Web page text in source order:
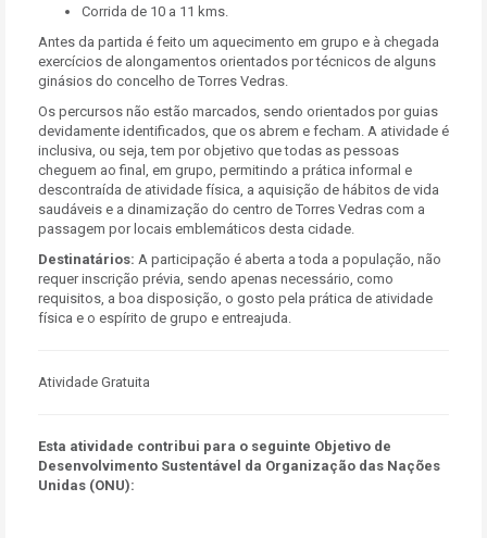
Corrida de 10 a 11 kms.
Antes da partida é feito um aquecimento em grupo e à chegada
exercícios de alongamentos orientados por técnicos de alguns
ginásios do concelho de Torres Vedras.
Os percursos não estão marcados, sendo orientados por guias
devidamente identificados, que os abrem e fecham. A atividade é
inclusiva, ou seja, tem por objetivo que todas as pessoas
cheguem ao final, em grupo, permitindo a prática informal e
descontraída de atividade física, a aquisição de hábitos de vida
saudáveis e a dinamização do centro de Torres Vedras com a
passagem por locais emblemáticos desta cidade.
Destinatários: A participação é aberta a toda a população, não
requer inscrição prévia, sendo apenas necessário, como
requisitos, a boa disposição, o gosto pela prática de atividade
física e o espírito de grupo e entreajuda.
Atividade Gratuita
Esta atividade contribui para o seguinte Objetivo de
Desenvolvimento Sustentável da Organização das Nações
Unidas (ONU):